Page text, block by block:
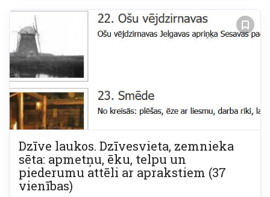
Dzīve laukos. Dzīvesvieta, zemnieka
sēta: apmetņu, ēku, telpu un
piederumu attēli ar aprakstiem (37
vienības)